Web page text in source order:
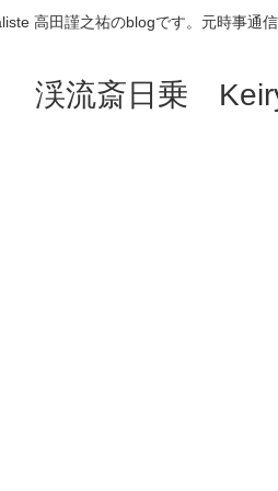
高田謹之祐のblogです。元時事
渓流斎日乗